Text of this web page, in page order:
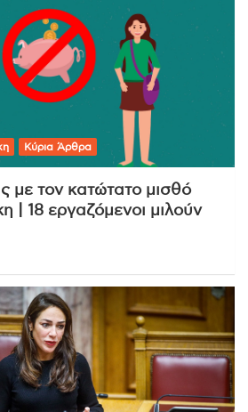
Κύρια Άρθρα
με τον κατώτατο μισθό
| 18 εργαζόμενοι μιλούν